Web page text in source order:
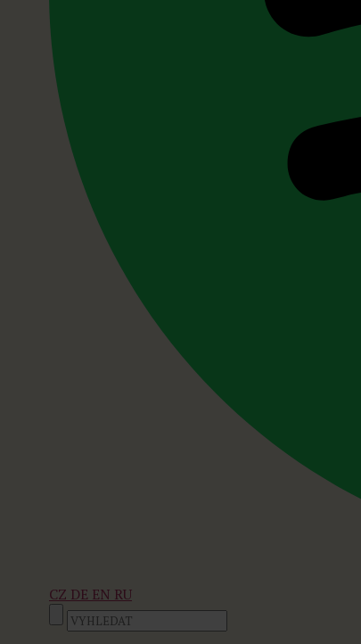
CZ DE EN RU